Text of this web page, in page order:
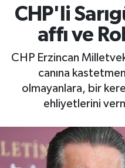
CHP'li
affı ve
CHP Erzincan
canına
olmayanlara, bir
ehliyetlerini
Genel
Gündem
Magazin
Otomobil
Sağlık
Teknoloji
Son Dakika
Haber Arşivi